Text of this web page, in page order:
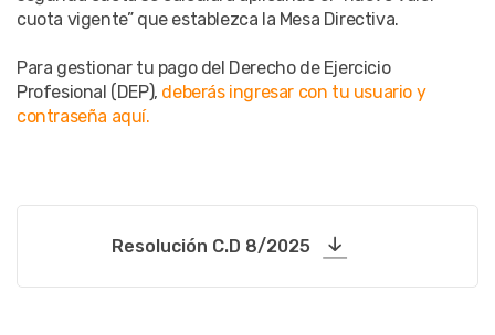
cuota vigente” que establezca la Mesa Directiva.
Para gestionar tu pago del Derecho de Ejercicio
Profesional (DEP), deberás ingresar con tu usuario y
contraseña aquí.
Resolución C.D 8/2025